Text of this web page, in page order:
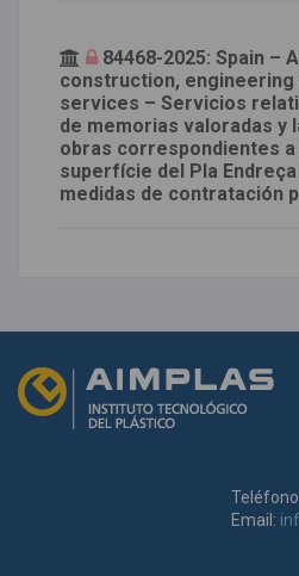
84468-2025: Spain –
construction, engineering
services – Servicios
de memorias valoradas y
obras correspondientes
superfície del Pla
medidas de contratación
Email: